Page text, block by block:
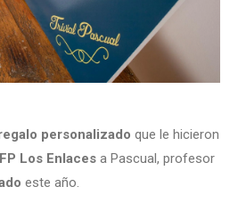
personalizado que le hicieron
Los Enlaces a Pascual, profesor
este año.